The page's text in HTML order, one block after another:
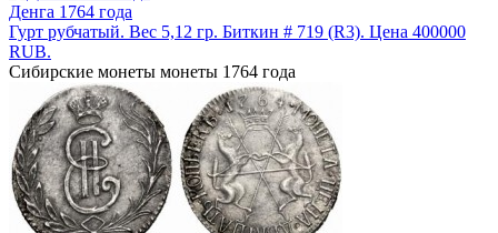
Денга 1764 года
Гурт рубчатый. Вес 5,12 гр. Биткин # 719 (R3). Цена 400000
RUB.
Сибирские монеты монеты 1764 года